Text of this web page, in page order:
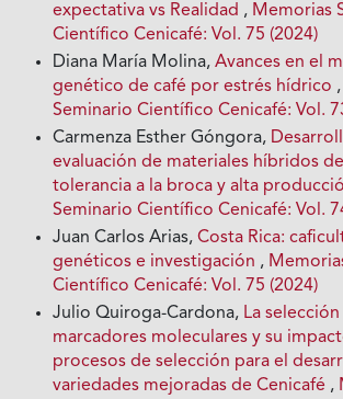
expectativa vs Realidad , Memorias
Científico Cenicafé: Vol. 75 (2024)
Diana María Molina,Avances en el
genético de café por estrés hídrico ,
Seminario Científico Cenicafé: Vol.
Carmenza Esther Góngora,
evaluación de materiales híbridos
tolerancia a la broca y alta
Seminario Científico Cenicafé: Vol.
Juan Carlos Arias,Costa Rica:
genéticos e investigación ,
Científico Cenicafé: Vol. 75 (2024)
Julio Quiroga-Cardona, La
marcadores moleculares y su
procesos de selección para el
variedades mejoradas de Cenicafé ,